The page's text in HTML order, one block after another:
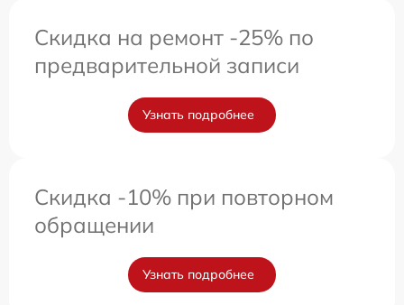
Скидка на ремонт -25% по
предварительной записи
Узнать подробнее
Скидка -10% при повторном
обращении
Узнать подробнее